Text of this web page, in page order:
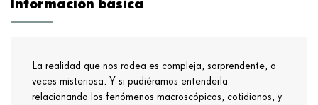
La realidad que nos rodea es compleja, sorprendente, a
veces misteriosa. Y si pudiéramos entenderla
relacionando los fenómenos macroscópicos, cotidianos, y